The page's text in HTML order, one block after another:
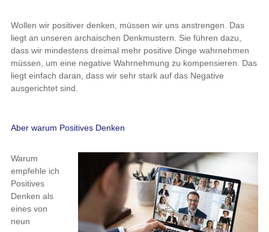
Wollen wir positiver denken, müssen wir uns anstrengen. Das
liegt an unseren archaischen Denkmustern. Sie führen dazu,
dass wir mindestens dreimal mehr positive Dinge wahrnehmen
müssen, um eine negative Wahrnehmung zu kompensieren. Das
liegt einfach daran, dass wir sehr stark auf das Negative
ausgerichtet sind.
Aber warum Positives Denken
Warum
empfehle ich
Positives
Denken als
eines von
neun